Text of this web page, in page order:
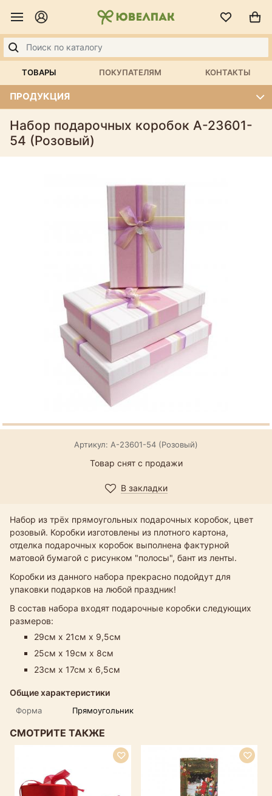
ТОВАРЫ ПОКУПАТЕЛЯМ КОНТАКТЫ
ПРОДУКЦИЯ
Набор подарочных коробок А-23601-
54 (Розовый)
Артикул: А-23601-54 (Розовый)
Товар снят с продажи
В закладки
Набор из трёх прямоугольных подарочных коробок, цвет
розовый. Коробки изготовлены из плотного картона,
отделка подарочных коробок выполнена фактурной
матовой бумагой с рисунком "полосы", бант из ленты.
Коробки из данного набора прекрасно подойдут для
упаковки подарков на любой праздник!
В состав набора входят подарочные коробки следующих
размеров:
29см х 21см х 9,5см
25см х 19см х 8см
23см х 17см х 6,5см
Общие характеристики
Форма Прямоугольник
СМОТРИТЕ ТАКЖЕ